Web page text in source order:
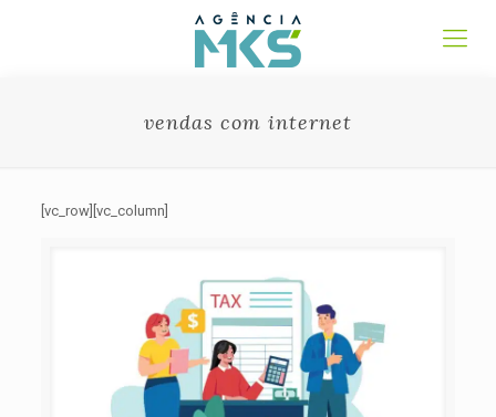
vendas com internet
[vc_row][vc_column]